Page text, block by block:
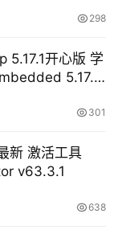
298
5.17.1开心版 学
5.17.2
301
新 激活工具
v63.3.1
638